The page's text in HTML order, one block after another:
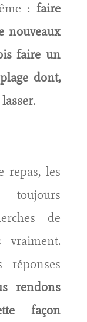
:faire
nouveaux
faire un
dont,
.
repas, les
toujours
de
vraiment.
rendons
façon